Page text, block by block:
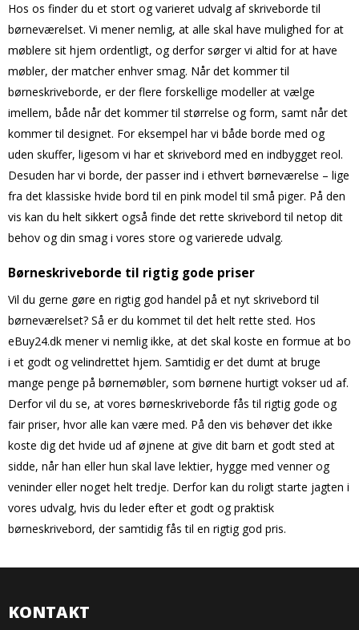
Hos os finder du et stort og varieret udvalg af skriveborde til
børneværelset. Vi mener nemlig, at alle skal have mulighed for at
møblere sit hjem ordentligt, og derfor sørger vi altid for at have
møbler, der matcher enhver smag. Når det kommer til
børneskriveborde, er der flere forskellige modeller at vælge
imellem, både når det kommer til størrelse og form, samt når det
kommer til designet. For eksempel har vi både borde med og
uden skuffer, ligesom vi har et skrivebord med en indbygget reol.
Desuden har vi borde, der passer ind i ethvert børneværelse – lige
fra det klassiske hvide bord til en pink model til små piger. På den
vis kan du helt sikkert også finde det rette skrivebord til netop dit
behov og din smag i vores store og varierede udvalg.
Børneskriveborde til rigtig gode priser
Vil du gerne gøre en rigtig god handel på et nyt skrivebord til
børneværelset? Så er du kommet til det helt rette sted. Hos
eBuy24.dk mener vi nemlig ikke, at det skal koste en formue at bo
i et godt og velindrettet hjem. Samtidig er det dumt at bruge
mange penge på børnemøbler, som børnene hurtigt vokser ud af.
Derfor vil du se, at vores børneskriveborde fås til rigtig gode og
fair priser, hvor alle kan være med. På den vis behøver det ikke
koste dig det hvide ud af øjnene at give dit barn et godt sted at
sidde, når han eller hun skal lave lektier, hygge med venner og
veninder eller noget helt tredje. Derfor kan du roligt starte jagten i
vores udvalg, hvis du leder efter et godt og praktisk
børneskrivebord, der samtidig fås til en rigtig god pris.
KONTAKT